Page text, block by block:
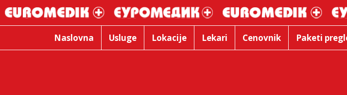
Naslovna Usluge Lokacije Lekari Cenovnik Paketi